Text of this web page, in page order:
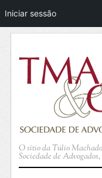
O sítio da Túlio
Sociedade de
Iniciar sessão